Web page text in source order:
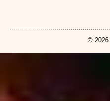
© 2026